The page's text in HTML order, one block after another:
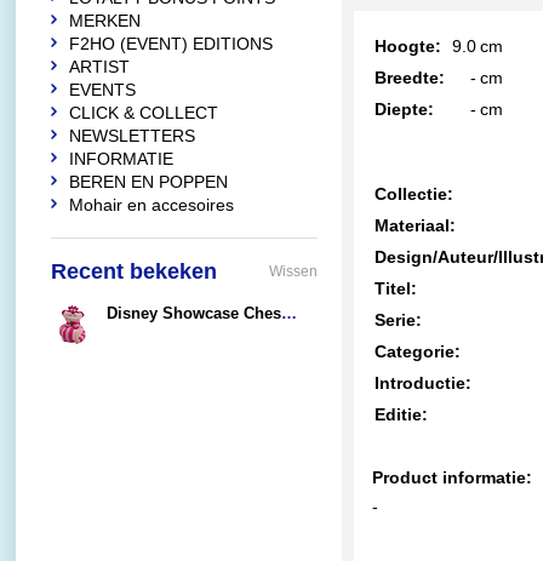
Hoogte: 9.0cm
Breedte:
- cm
Diepte:
- cm
Collectie:
Materiaal:
Design/Auteur/
Titel:
Serie:
Categorie:
Introductie:
Editie:
Product informatie:
-
MERKEN
F2HO (EVENT) EDITIONS
ARTIST
EVENTS
CLICK & COLLECT
NEWSLETTERS
INFORMATIE
BEREN EN POPPEN
Mohair en accesoires
Recent bekeken Wissen
Disney Showcase Cheshire Cat "Leaning on Tail" (Couture de Force)